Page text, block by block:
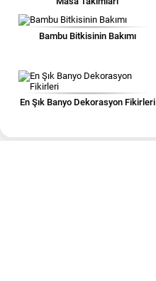
Bambu Bitkisinin Bakımı
En Şık Banyo Dekorasyon Fikirleri